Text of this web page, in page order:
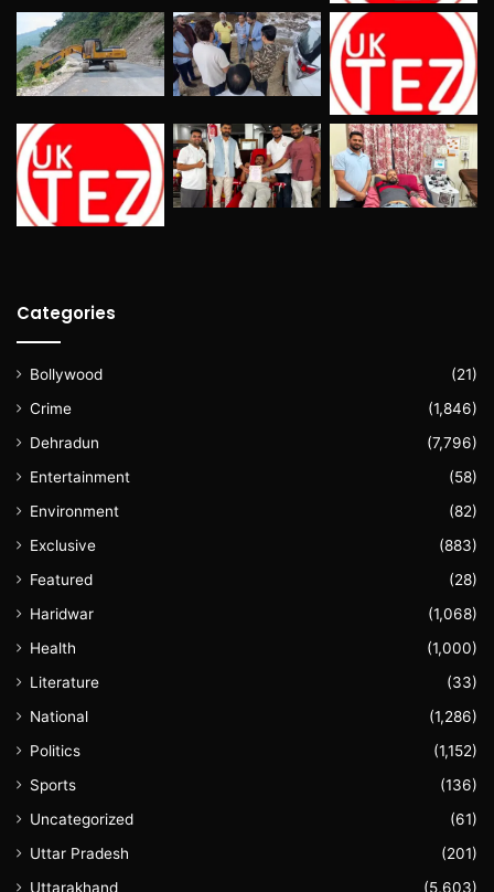
Categories
Bollywood
(21)
Crime
(1,846)
Dehradun
(7,796)
Entertainment
(58)
Environment
(82)
Exclusive
(883)
Featured
(28)
Haridwar
(1,068)
Health
(1,000)
Literature
(33)
National
(1,286)
Politics
(1,152)
Sports
(136)
Uncategorized
(61)
Uttar Pradesh
(201)
Uttarakhand
(5,603)